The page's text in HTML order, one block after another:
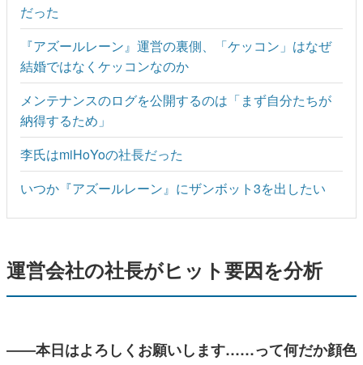
だった
『アズールレーン』運営の裏側、「ケッコン」はなぜ
結婚ではなくケッコンなのか
メンテナンスのログを公開するのは「まず自分たちが
納得するため」
李氏はmiHoYoの社長だった
いつか『アズールレーン』にザンボット3を出したい
運営会社の社長がヒット要因を分析
――本日はよろしくお願いします……って何だか顔色